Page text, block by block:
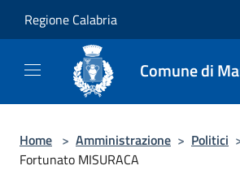
Regione Calabria
Comune di
Home > Amministrazione > Politici
Fortunato MISURACA